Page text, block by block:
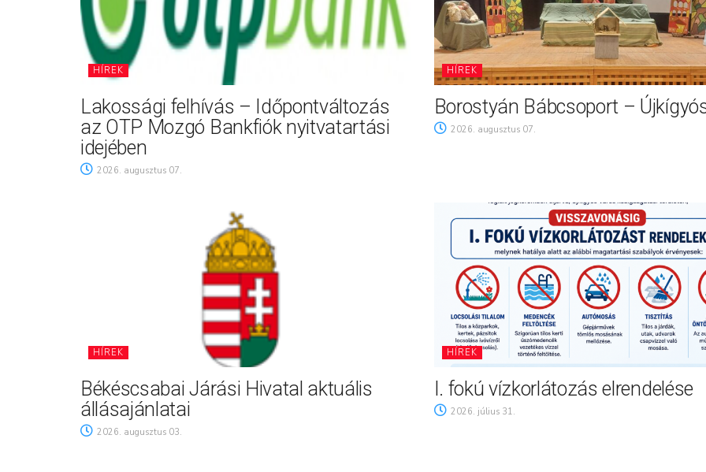
HÍREK
Lakossági felhívás – Időpontváltozás
az OTP Mozgó Bankfiók nyitvatartási
idejében
2026. augusztus 07.
HÍREK
Borostyán Bábcsoport –
2026. augusztus 07.
HÍREK
Békéscsabai Járási Hivatal aktuális
állásajánlatai
2026. augusztus 03.
HÍREK
I. fokú vízkorlátozás elrendelése
2026. július 31.